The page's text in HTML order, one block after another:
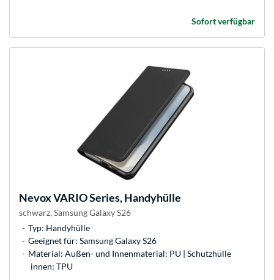
Sofort verfügbar
NevoxVARIO Series, Handyhülle
schwarz, Samsung Galaxy S26
Typ: Handyhülle
Geeignet für: Samsung Galaxy S26
Material: Außen- und Innenmaterial: PU | Schutzhülle
innen: TPU